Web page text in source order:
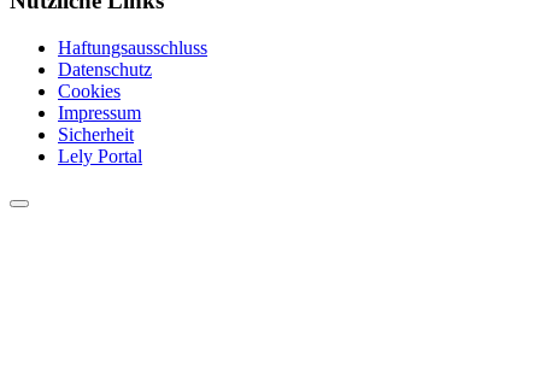
Haftungsausschluss
Datenschutz
Cookies
Impressum
Sicherheit
Lely Portal